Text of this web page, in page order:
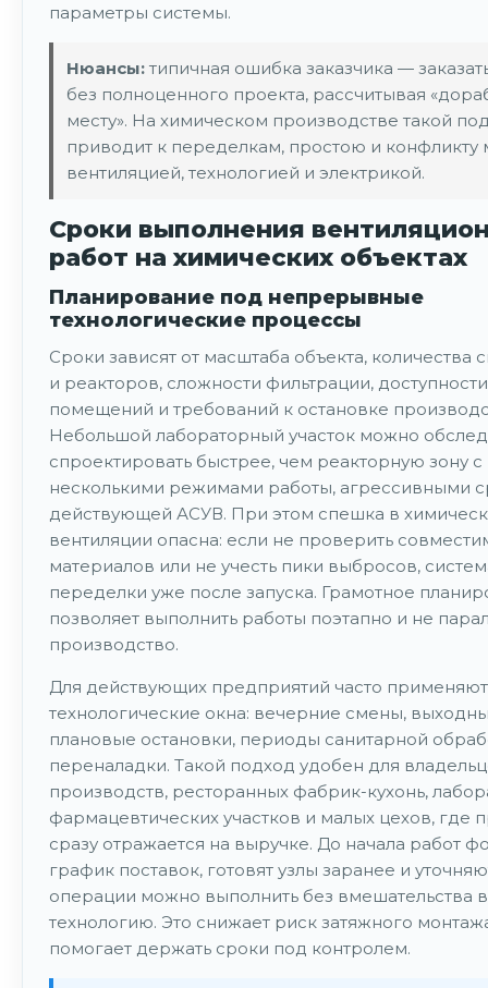
параметры системы.
Нюансы: типичная ошибка заказчика —
без полноценного проекта, рассчитывая
месту». На химическом производстве такой
приводит к переделкам, простою и конфликту
вентиляцией, технологией и электрикой.
Сроки выполнения
работ на химических объектах
Планирование под непрерывные
технологические процессы
Сроки зависят от масштаба объекта, количества
и реакторов, сложности фильтрации, доступности
помещений и требований к остановке
Небольшой лабораторный участок можно
спроектировать быстрее, чем реакторную зону с
несколькими режимами работы, агрессивными
действующей АСУВ. При этом спешка в
вентиляции опасна: если не проверить
материалов или не учесть пики выбросов,
переделки уже после запуска. Грамотное
позволяет выполнить работы поэтапно и не
производство.
Для действующих предприятий часто
технологические окна: вечерние смены,
плановые остановки, периоды санитарной
переналадки. Такой подход удобен для
производств, ресторанных фабрик-кухонь,
фармацевтических участков и малых цехов, где
сразу отражается на выручке. До начала работ
график поставок, готовят узлы заранее и
операции можно выполнить без вмешательства в
технологию. Это снижает риск затяжного
помогает держать сроки под контролем.